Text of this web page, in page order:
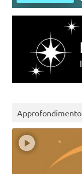
Approfondimento